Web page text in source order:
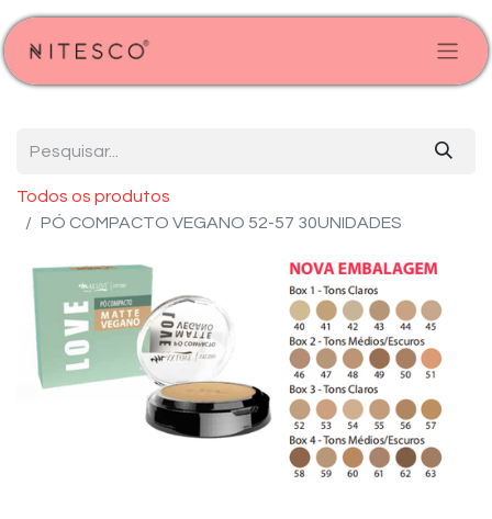
Todos os produtos
PÓ COMPACTO VEGANO 52-57 30UNIDADES